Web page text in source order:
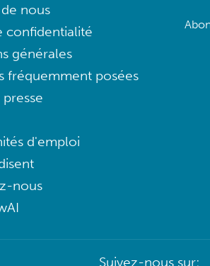
nous
confidentialité
générales
fréquemment posées
d'emploi
nous
Suivez-nous sur: